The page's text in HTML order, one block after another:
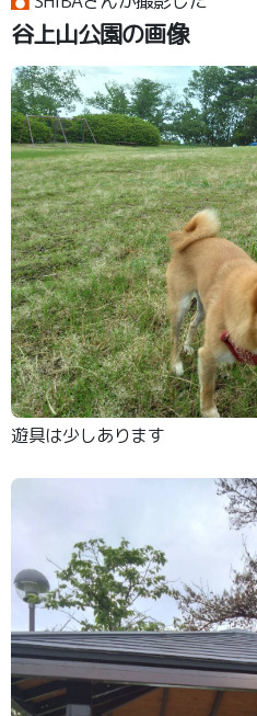
谷上山公園の画像
遊具は少しあります